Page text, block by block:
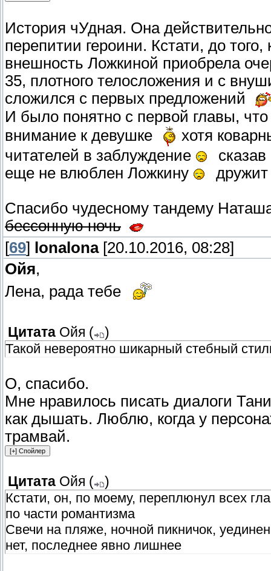
История чУдная. Она
перепитии героини. Кстати, до
внешность Ложкиной приобрела
35, плотного телосложения и с
сложился с первых предложений
И было понятно с первой главы,
внимание к девушке
хотя
читателей в заблуждение
еще не влюблен Ложкину
Спасибо чудесному тандему
бессонную ночь
[69] lonalona[20.10.2016, 08:28]
Ойя,
Лена, рада тебе
Цитата Ойя (
)
Такой невероятно шикарный стебный
О, спасибо.
Мне нравилось писать диалоги
как дышать. Люблю, когда у
трамвай.
Цитата Ойя (
)
Кстати, он, по моему, переплюнул всех
по части романтизма
Свечи на пляже, ночной пикничок,
нет, последнее явно лишнее